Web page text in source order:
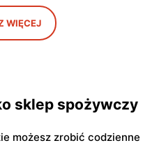
Warszawa, ul. Samarytanka
3
WIĘCEJ
sklep spożywczy
możesz zrobić codzienne